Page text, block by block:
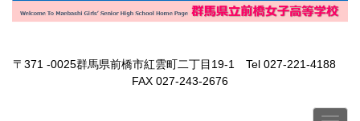
〒371 -0025群馬県前橋市紅雲町二丁目19-1 Tel 027-221-4188
FAX 027-243-2676